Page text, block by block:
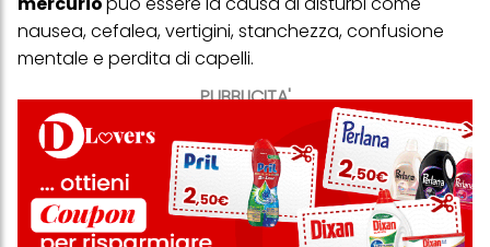
PUBBLICITA'
nausea, cefalea, vertigini, stanchezza, confusione
mentale e perdita di capelli.